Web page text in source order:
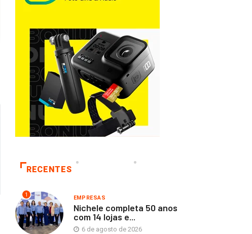
RECENTES
1 EMPRESAS
Nichele completa 50 anos
com 14 lojas e...
6 de agosto de 2026